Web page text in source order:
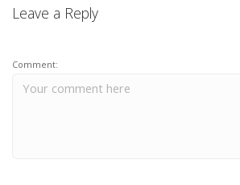
Leave a Reply
Comment: